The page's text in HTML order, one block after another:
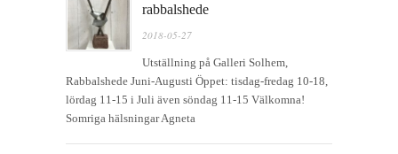
rabbalshede
2018-05-27
Utställning på Galleri Solhem,
Rabbalshede Juni-Augusti Öppet: tisdag-fredag 10-18,
lördag 11-15 i Juli även söndag 11-15 Välkomna!
Somriga hälsningar Agneta